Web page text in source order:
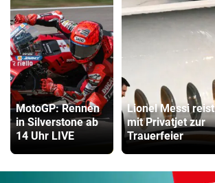
MotoGP: Rennen
in Silverstone ab
14 Uhr LIVE
Lionel Messi reist
mit Privatjet zur
Trauerfeier